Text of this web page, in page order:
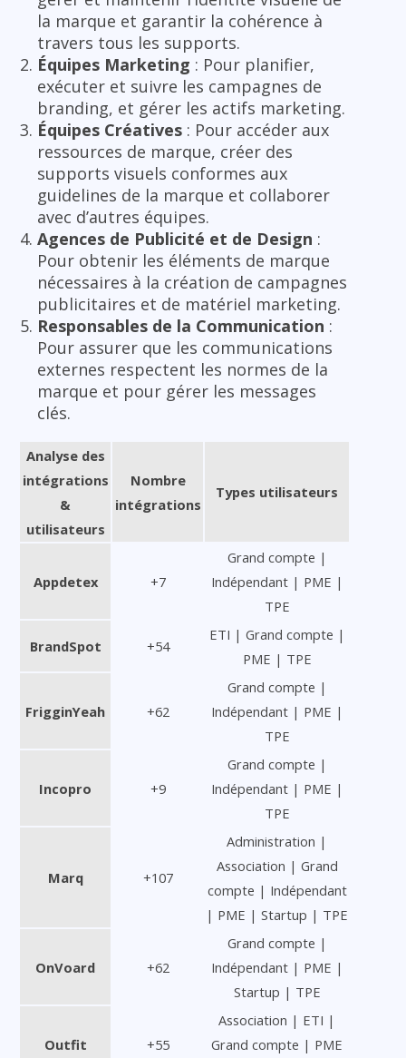
la marque et garantir la cohérence à
travers tous les supports.
Équipes Marketing : Pour planifier,
exécuter et suivre les campagnes de
branding, et gérer les actifs marketing.
Équipes Créatives : Pour accéder aux
ressources de marque, créer des
supports visuels conformes aux
guidelines de la marque et collaborer
avec d’autres équipes.
Agences de Publicité et de Design :
Pour obtenir les éléments de marque
nécessaires à la création de campagnes
publicitaires et de matériel marketing.
Responsables de la Communication :
Pour assurer que les communications
externes respectent les normes de la
marque et pour gérer les messages
clés.
Analyse des
intégrations
&
utilisateurs
Nombre
intégrations
Types utilisateurs
Appdetex +7
Grand compte |
Indépendant | PME |
TPE
BrandSpot +54
ETI | Grand compte |
PME | TPE
FrigginYeah +62
Grand compte |
Indépendant | PME |
TPE
Incopro +9
Grand compte |
Indépendant | PME |
TPE
Marq +107
Administration |
Association | Grand
compte | Indépendant
| PME | Startup | TPE
OnVoard +62
Grand compte |
Indépendant | PME |
Startup | TPE
Outfit +55
Association | ETI |
Grand compte | PME